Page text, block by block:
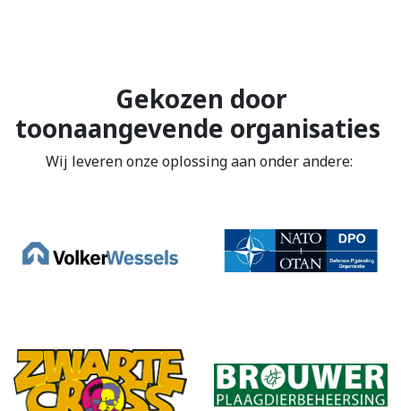
Gekozen door
toonaangevende organisaties
Wij leveren onze oplossing aan onder andere: